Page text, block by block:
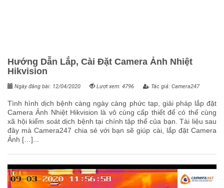
Hướng Dẫn Lắp, Cài Đặt Camera Ảnh Nhiệt
Hikvision
Ngày đăng bài: 12/04/2020 Lượt xem: 4796 Tác giả: Camera247
Tình hình dịch bệnh càng ngày càng phức tạp, giải pháp lắp đặt
Camera Ảnh Nhiệt Hikvision là vô cùng cấp thiết để có thể cùng
xã hội kiểm soát dịch bệnh tại chính tập thể của bạn. Tài liệu sau
đây mà Camera247 chia sẻ với bạn sẽ giúp cài, lắp đặt Camera
Ảnh […]...